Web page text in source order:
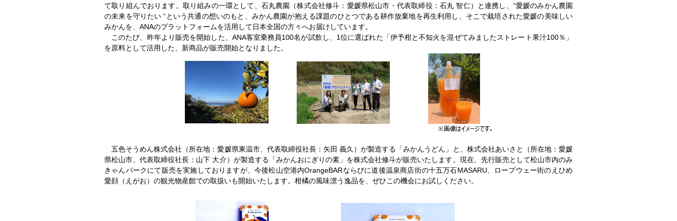
て取り組んでおります。取り組みの一環として、石丸農園（株式会社修斗：愛媛県松山市・代表取締役：石丸 智仁）と連携し、“愛媛のみかん農園
の未来を守りたい “という共通の想いのもと、みかん農園が抱える課題のひとつである耕作放棄地を再生利用し、そこで栽培された愛媛の美味しい
みかんを、ANAのプラットフォームを活用して日本全国の方々へお届けしています。
このたび、昨年より販売を開始した、ANA客室乗務員100名が試飲し、1位に選ばれた「伊予柑と不知火を混ぜてみましたストレート果汁100％」
を原料として活用した、新商品が販売開始となりました。
五色そうめん株式会社（所在地：愛媛県東温市、代表取締役社長：矢田 義久）が製造する「みかんうどん」と、株式会社あいさと（所在地：愛媛
県松山市、代表取締役社長：山下 大介）が製造する「みかんおにぎりの素」を株式会社修斗が販売いたします。現在、先行販売として松山市内のみ
きゃんパークにて販売を実施しておりますが、今後松山空港内OrangeBARならびに道後温泉商店街の十五万石MASARU、ロープウェー街のえひめ
愛顔（えがお）の観光物産館での取扱いも開始いたします。柑橘の風味漂う逸品を、ぜひこの機会にお試しください。